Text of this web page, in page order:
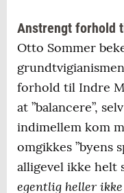
Anstrengt forhold
Otto Sommer
forhold til Indre
at ”balancere”,
indimellem kom
omgikkes ”byens
alligevel ikke helt
egentlig heller